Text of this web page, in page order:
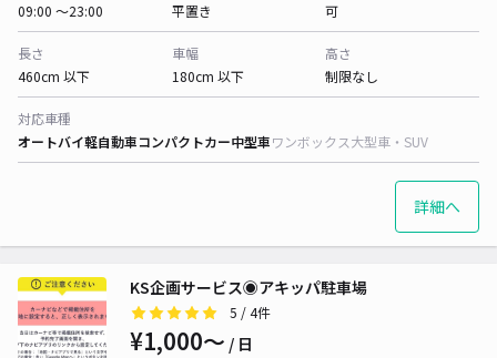
09:00 〜23:00
平置き
可
長さ
460cm 以下
車幅
180cm 以下
高さ
制限なし
対応車種
オートバイ軽自動車コンパクトカー中型車ワンボックス大型車・SUV
詳細へ
KS企画サービス◉アキッパ駐車場
5 / 4件
¥1,000〜 / 日